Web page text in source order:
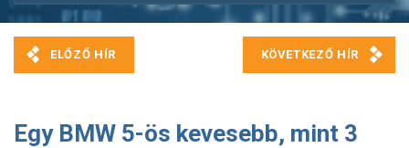
Egy BMW 5-ös kevesebb, mint 3